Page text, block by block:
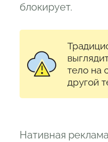
блокирует.
тело на
другой
Нативная